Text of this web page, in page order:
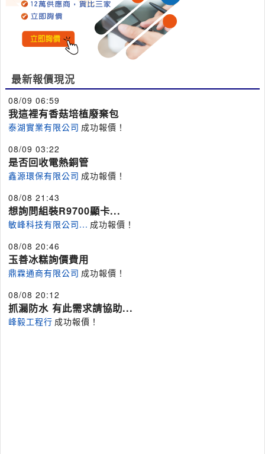
最新報價現況
08/09 06:59
我這裡有香菇培植廢棄包
泰湖實業有限公司 成功報價！
08/09 03:22
是否回收電熱銅管
鑫源環保有限公司 成功報價！
08/08 21:43
想詢問組裝R9700顯卡...
敏峰科技有限公司... 成功報價！
08/08 20:46
玉善冰糕詢價費用
鼎霖通商有限公司 成功報價！
08/08 20:12
抓漏防水 有此需求請協助...
峰毅工程行 成功報價！